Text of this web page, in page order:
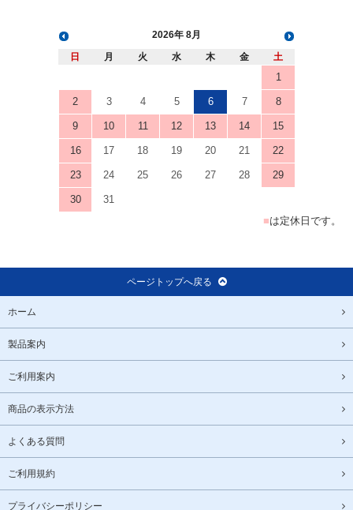
2026 8月
日 月 火 水 木 金 土
1
2 3 4 5 6 7 8
9 10 11 12 13 14 15
16 17 18 19 20 21 22
23 24 25 26 27 28 29
30
31
■は定休日です。
ページトップへ戻る
ホーム
製品案内
ご利用案内
商品の表示方法
よくある質問
ご利用規約
プライバシーポリシー